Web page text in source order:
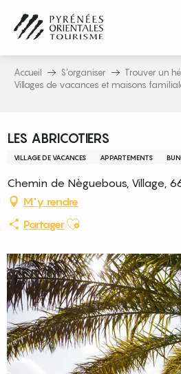
contenu
principal
Accueil S’organiser
Trouver un
Villages de vacances et maisons
LES ABRICOTIERS
VILLAGE DE VACANCES APPARTEMENTS
Chemin de Nèguebous, Village,
M'y rendre
PartagerAjouter aux favoris